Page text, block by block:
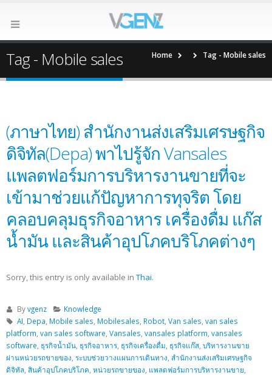
Home Tag - Mobile sales
Tag - Mobile sales
(ภาษาไทย) สำนักงานส่งเสริมเศรษฐกิจ
ดิจิทัล​(Depa) พาไปรู้จัก Vansales
แพลตฟอร์มการบริหารงานขายที่จะ
เข้ามาช่วยแก้ปัญหาการทุจริต โดย
คลอบคลุมธุรกิจอาหาร เครื่องดื่ม แก๊ส
น้ำมัน และสินค้าอุปโภคบริโภคต่างๆ
Sorry, this entry is only available in Thai.
Byvgenz
Knowledge
AI Depa Mobile sales Mobilesales Robot, Van sales van sales
platform van sales software Vansales vansales platform vansales
software ธุรกิจน้ำมัน ธุรกิจอาหาร ธุรกิจเครื่องดื่ม ธุรกิจแก๊ส บริหารงานขาย
ผ่านหน่วยรถขายของ ระบบช่วยวางแผนการเดินทาง สำนักงานส่งเสริมเศรษฐกิจ
ดิจิทัล สินค้าอุปโภคบริโภค หน่วยรถขายของ แพลตฟอร์มการบริหารงานขาย